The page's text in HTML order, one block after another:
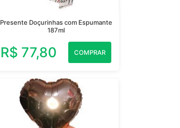
Presente Doçurinhas com Espumante
187ml
R$ 77,80 COMPRAR